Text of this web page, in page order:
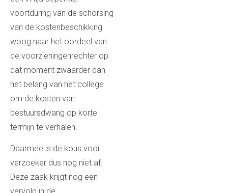
voortduring van de schorsing
van de kostenbeschikking
woog naar het oordeel van
de voorzieningenrechter op
dat moment zwaarder dan
het belang van het college
om de kosten van
bestuursdwang op korte
termijn te verhalen.
Daarmee is de kous voor
verzoeker dus nog niet af.
Deze zaak krijgt nog een